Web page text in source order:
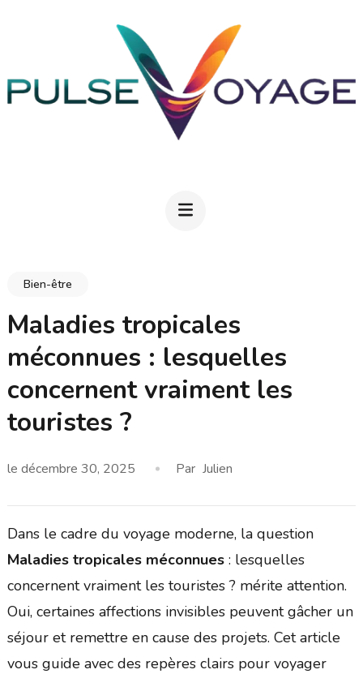
(Pressez
Bien-être
Maladies tropicales
méconnues : lesquelles
concernent vraiment les
touristes ?
le décembre 30, 2025 Par Julien
Dans le cadre du voyage moderne, la question
Maladies tropicales méconnues: lesquelles
concernent vraiment les touristes ? mérite attention.
Oui, certaines affections invisibles peuvent gâcher un
séjour et remettre en cause des projets. Cet article
vous guide avec des repères clairs pour voyager